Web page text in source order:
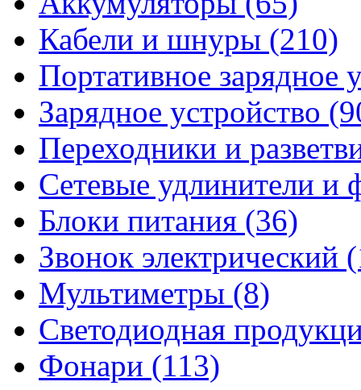
Кабели и шнуры (210)
Портативное зарядное
Зарядное устройство
Переходники и
Сетевые удлинители и
Блоки питания (36)
Звонок электрический
Мультиметры (8)
Светодиодная
Фонари (113)